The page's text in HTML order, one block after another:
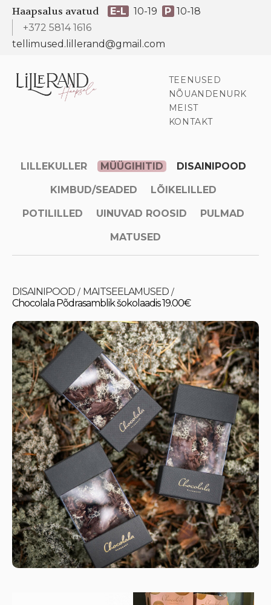
Haapsalus avatud E-L 10-19 P 10-18
+372 5814 1616
tellimused.lillerand@gmail.com
TEENUSED
NÕUANDENURK
MEIST
KONTAKT
LILLEKULLER MÜÜGIHITID DISAINIPOOD
KIMBUD/SEADED LÕIKELILLED
POTILILLED UINUVAD ROOSID PULMAD
MATUSED
DISAINIPOOD / MAITSEELAMUSED /
Chocolala Põdrasamblik šokolaadis 19.00€